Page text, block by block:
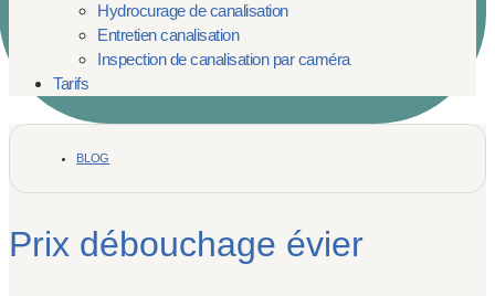
Hydrocurage de canalisation
Entretien canalisation
Inspection de canalisation par caméra
Tarifs
BLOG
Prix débouchage évier